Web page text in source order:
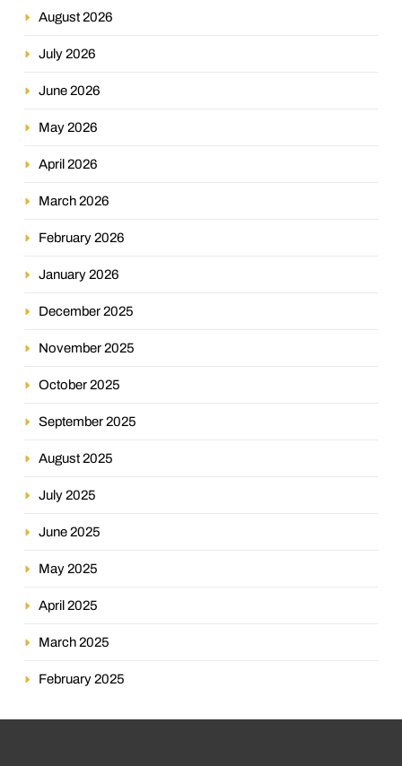
August 2026
July 2026
June 2026
May 2026
April 2026
March 2026
February 2026
January 2026
December 2025
November 2025
October 2025
September 2025
August 2025
July 2025
June 2025
May 2025
April 2025
March 2025
February 2025